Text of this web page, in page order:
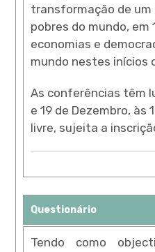
transformação de um
pobres do mundo, em
economias e
mundo nestes inícios
As conferências têm
e 19 de Dezembro, às
livre, sujeita a
Questionário
Tendo como